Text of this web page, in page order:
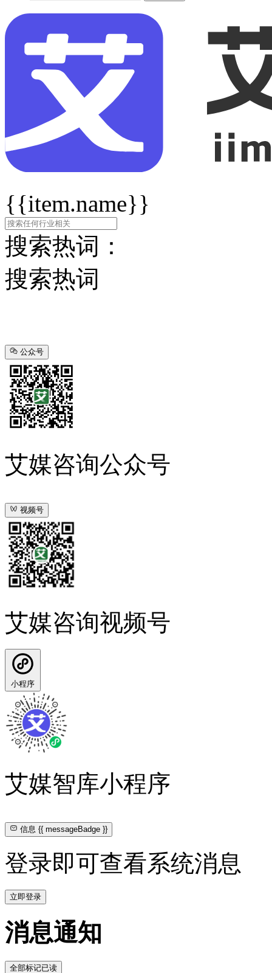
{{item.name}}
搜索热词：
搜索热词
公众号
艾媒咨询公众号
视频号
艾媒咨询视频号
小程序
艾媒智库小程序
信息{{ messageBadge }}
登录即可查看系统消息
立即登录
消息通知
全部标记已读